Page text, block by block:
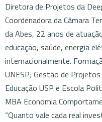
Diretora de Projetos da
Coordenadora da Câmara
da Abes, 22 anos de
educação, saúde, energia
internacionalmente.
UNESP; Gestão de
Educação USP e Escola
MBA Economia
“Quanto vale cada real